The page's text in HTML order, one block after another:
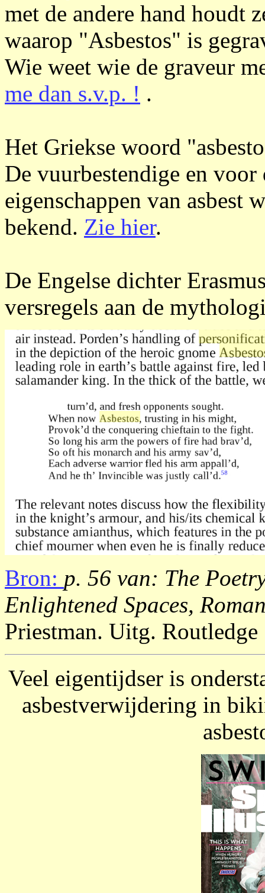
met de andere hand houdt
waarop "Asbestos" is
Wie weet wie de graveur
me dan s.v.p. ! .
Het Griekse woord
De vuurbestendige en
eigenschappen van asbest
bekend. Zie hier.
De Engelse dichter
versregels aan de
Bron: p. 56 van: The
Enlightened Spaces,
Priestman. Uitg. Routledge
Veel eigentijdser is
asbestverwijdering in